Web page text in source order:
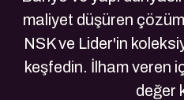
maliyet düşüren
NSK ve Lider'in
keşfedin. İlham veren
değer